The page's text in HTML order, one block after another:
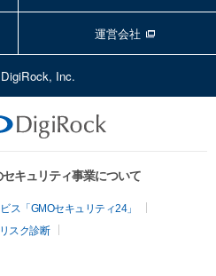
運営会社
Inc.
キュリティ事業について
ス「GMOセキュリティ24」
スク診断